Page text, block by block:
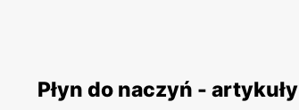
Płyn do naczyń - artykuły